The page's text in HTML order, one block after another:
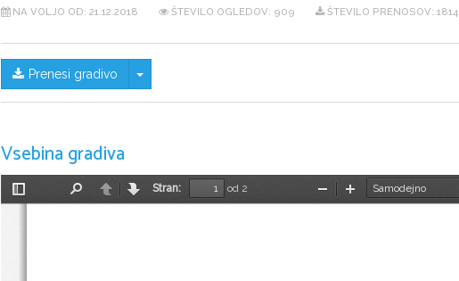
NA VOLJO OD: 21.12.2018 ŠTEVILO OGLEDOV: 909 ŠTEVILO PRENOSOV: 1814
Prenesi gradivo Skrij/prikaži meni
Vsebina gradiva
Preklopi
NazajNaprej
Stran:
od 2
PomanjšajPovečaj